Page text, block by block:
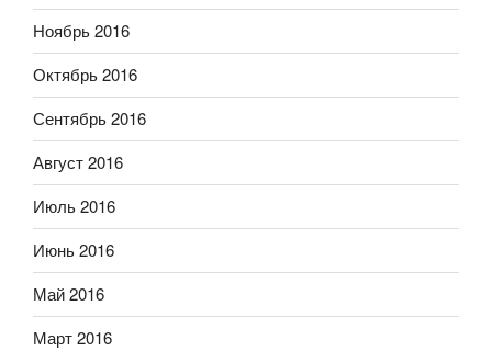
Ноябрь 2016
Октябрь 2016
Сентябрь 2016
Август 2016
Июль 2016
Июнь 2016
Май 2016
Март 2016